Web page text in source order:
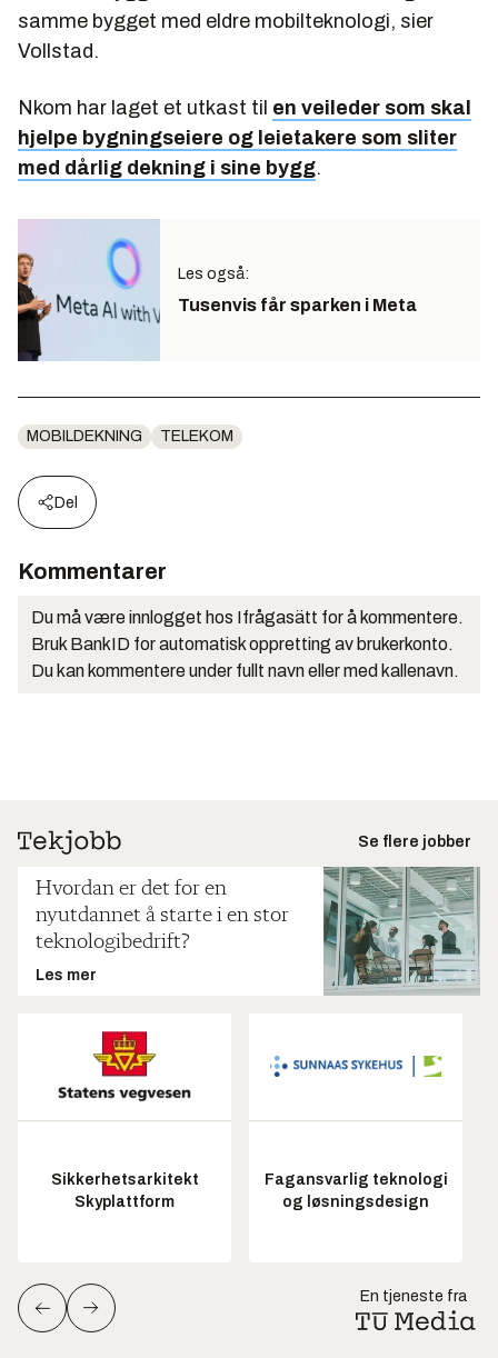
samme bygget med eldre mobilteknologi, sier
Vollstad.
Nkom har laget et utkast til en veileder som skal
hjelpe bygningseiere og leietakere som sliter
med dårlig dekning i sine bygg.
Les også:
Tusenvis får sparken i Meta
MOBILDEKNING TELEKOM
Del
Kommentarer
Du må være innlogget hos Ifrågasätt for å kommentere.
Bruk BankID for automatisk oppretting av brukerkonto.
Du kan kommentere under fullt navn eller med kallenavn.
Se flere jobber
Hvordan er det for en
nyutdannet å starte i en stor
teknologibedrift?
Les mer
Sikkerhetsarkitekt
Skyplattform
Fagansvarlig teknologi
og løsningsdesign
En tjeneste fra